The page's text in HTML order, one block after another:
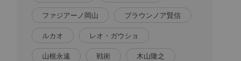
ファジアーノ岡山 ブラウンノア賢信
ルカオ レオ・ガウショ
山根永遠 戦術 木山隆之